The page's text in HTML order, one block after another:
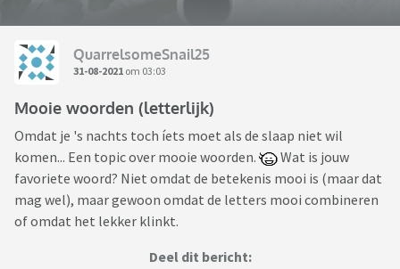
QuarrelsomeSnail25
31-08-2021 om 03:03
Mooie woorden (letterlijk)
Omdat je 's nachts toch íets moet als de slaap niet wil
komen... Een topic over mooie woorden.
Wat is jouw
favoriete woord? Niet omdat de betekenis mooi is (maar dat
mag wel), maar gewoon omdat de letters mooi combineren
of omdat het lekker klinkt.
Deel dit bericht: